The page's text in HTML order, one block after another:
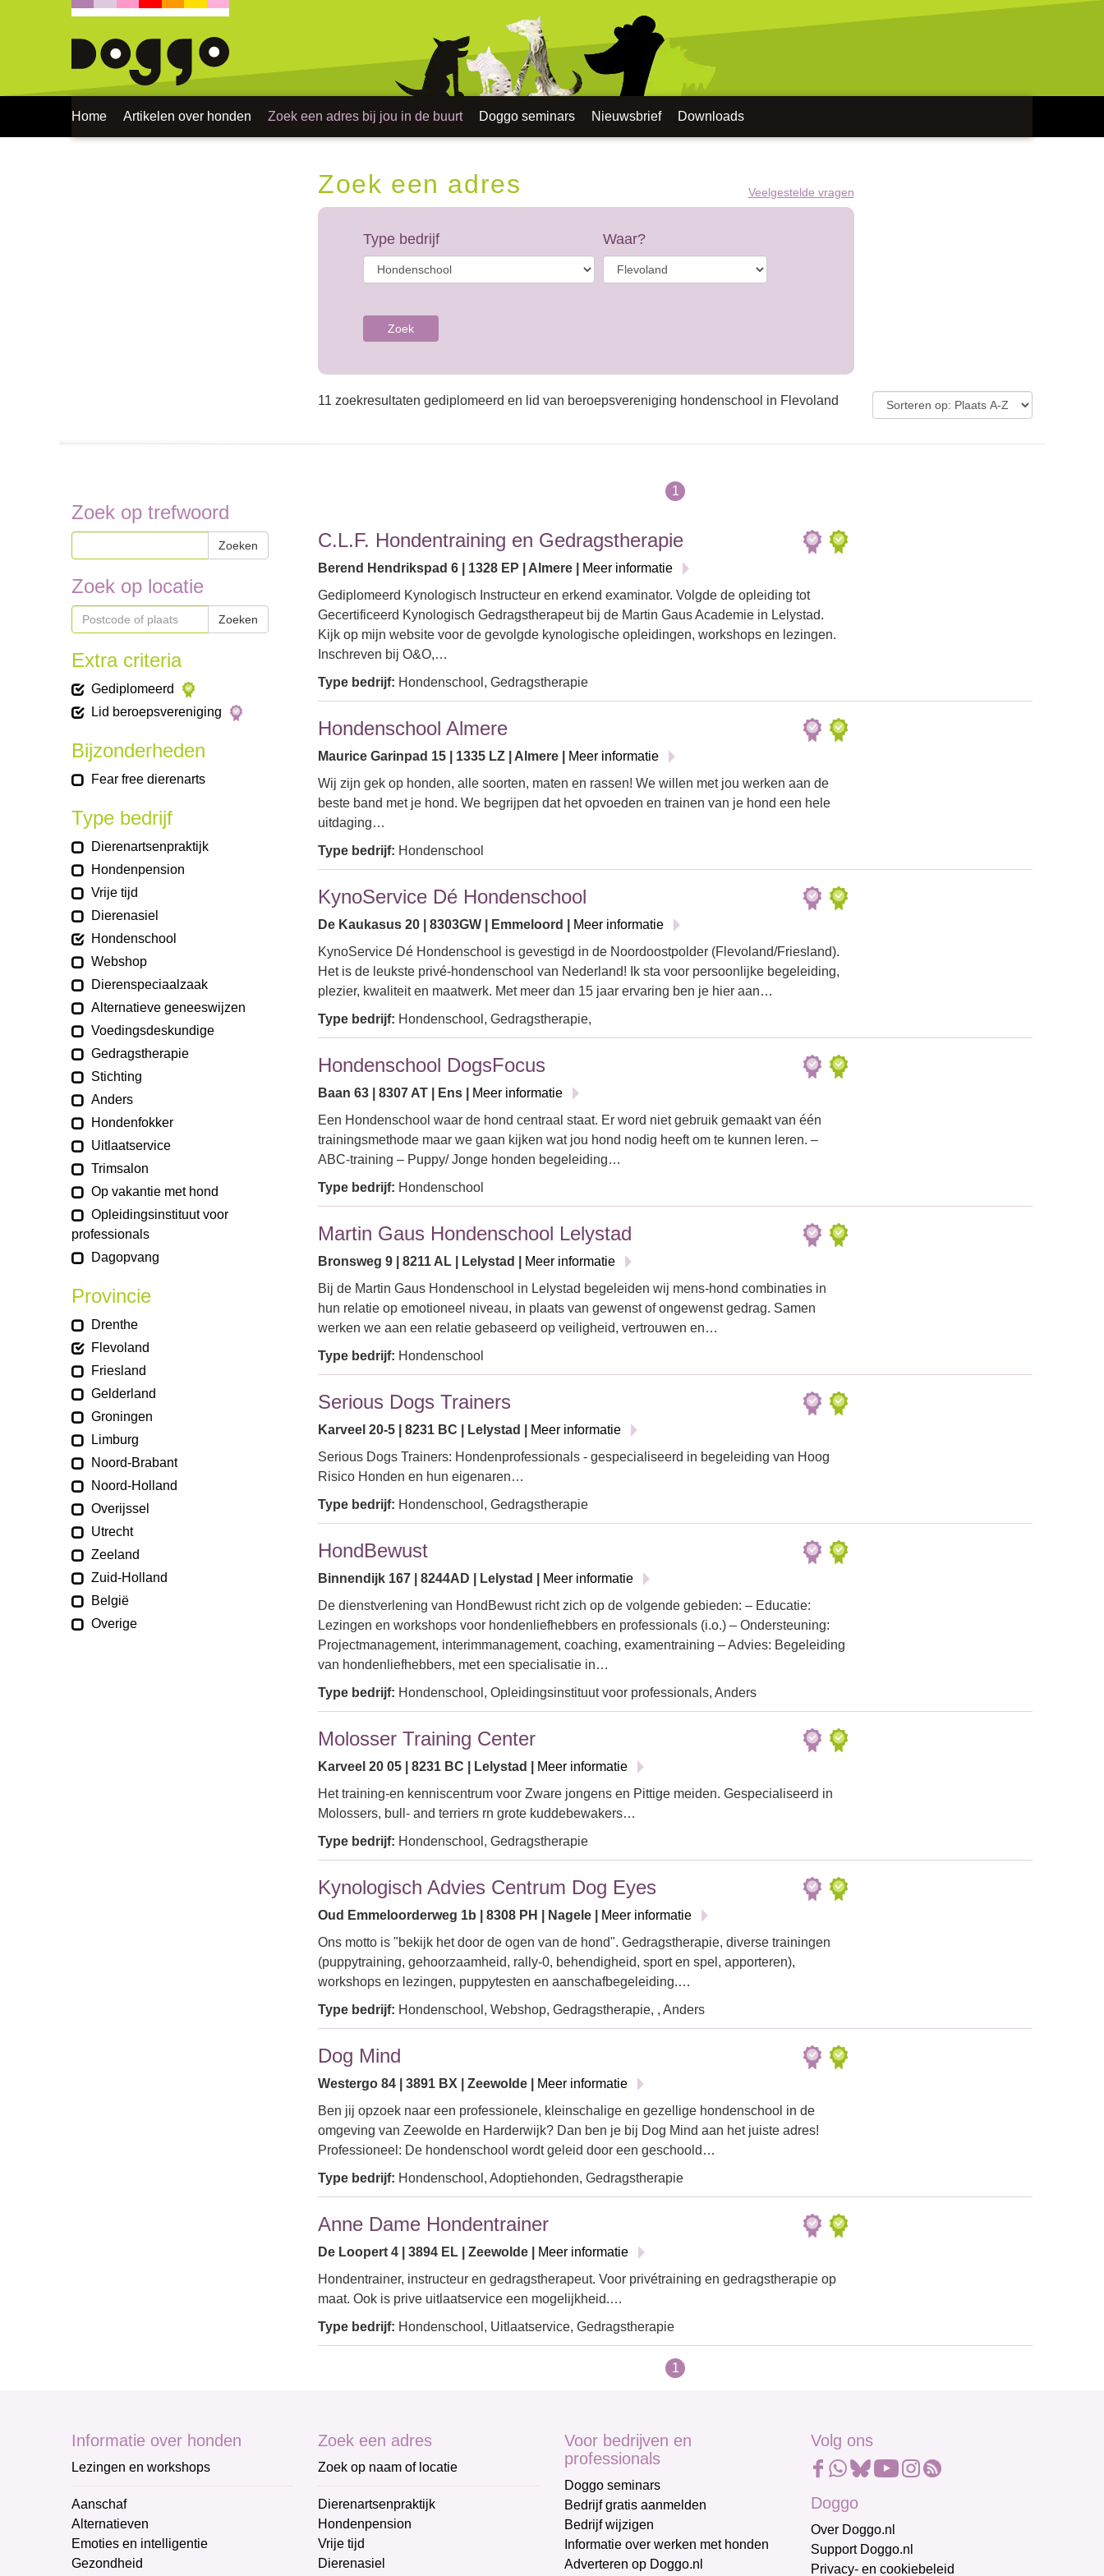
Home Artikelen over honden Zoek een adres bij jou in de buurt Doggo seminars Nieuwsbrief Downloads
Zoek een adres Veelgestelde vragen
Type bedrijf Waar?
Zoek
11 zoekresultaten gediplomeerd en lid van beroepsvereniging hondenschool in Flevoland
Zoek op trefwoord
Zoeken
Zoek op locatie
Zoeken
Extra criteria
Gediplomeerd
Lid beroepsvereniging
Bijzonderheden
Fear free dierenarts
Type bedrijf
Dierenartsenpraktijk
Hondenpension
Vrije tijd
Dierenasiel
Hondenschool
Webshop
Dierenspeciaalzaak
Alternatieve geneeswijzen
Voedingsdeskundige
Gedragstherapie
Stichting
Anders
Hondenfokker
Uitlaatservice
Trimsalon
Op vakantie met hond
Opleidingsinstituut voor
professionals
Dagopvang
Provincie
Drenthe
Flevoland
Friesland
Gelderland
Groningen
Limburg
Noord-Brabant
Noord-Holland
Overijssel
Utrecht
Zeeland
Zuid-Holland
België
Overige
1
C.L.F. Hondentraining en Gedragstherapie
Berend Hendrikspad 6 | 1328 EP | Almere |
Meer informatie
Gediplomeerd Kynologisch Instructeur en erkend examinator. Volgde de opleiding tot
Gecertificeerd Kynologisch Gedragstherapeut bij de Martin Gaus Academie in Lelystad.
Kijk op mijn website voor de gevolgde kynologische opleidingen, workshops en lezingen.
Inschreven bij O&O,…
Type bedrijf: Hondenschool, Gedragstherapie
Hondenschool Almere
Maurice Garinpad 15 | 1335 LZ | Almere |
Meer informatie
Wij zijn gek op honden, alle soorten, maten en rassen! We willen met jou werken aan de
beste band met je hond. We begrijpen dat het opvoeden en trainen van je hond een hele
uitdaging…
Type bedrijf: Hondenschool
KynoService Dé Hondenschool
De Kaukasus 20 | 8303GW | Emmeloord |
Meer informatie
KynoService Dé Hondenschool is gevestigd in de Noordoostpolder (Flevoland/Friesland).
Het is de leukste privé-hondenschool van Nederland! Ik sta voor persoonlijke begeleiding,
plezier, kwaliteit en maatwerk. Met meer dan 15 jaar ervaring ben je hier aan…
Type bedrijf: Hondenschool, Gedragstherapie,
Hondenschool DogsFocus
Baan 63 | 8307 AT | Ens |
Meer informatie
Een Hondenschool waar de hond centraal staat. Er word niet gebruik gemaakt van één
trainingsmethode maar we gaan kijken wat jou hond nodig heeft om te kunnen leren. –
ABC-training – Puppy/ Jonge honden begeleiding…
Type bedrijf: Hondenschool
Martin Gaus Hondenschool Lelystad
Bronsweg 9 | 8211 AL | Lelystad |
Meer informatie
Bij de Martin Gaus Hondenschool in Lelystad begeleiden wij mens-hond combinaties in
hun relatie op emotioneel niveau, in plaats van gewenst of ongewenst gedrag. Samen
werken we aan een relatie gebaseerd op veiligheid, vertrouwen en…
Type bedrijf: Hondenschool
Serious Dogs Trainers
Karveel 20-5 | 8231 BC | Lelystad |
Meer informatie
Serious Dogs Trainers: Hondenprofessionals - gespecialiseerd in begeleiding van Hoog
Risico Honden en hun eigenaren…
Type bedrijf: Hondenschool, Gedragstherapie
HondBewust
Binnendijk 167 | 8244AD | Lelystad |
Meer informatie
De dienstverlening van HondBewust richt zich op de volgende gebieden: – Educatie:
Lezingen en workshops voor hondenliefhebbers en professionals (i.o.) – Ondersteuning:
Projectmanagement, interimmanagement, coaching, examentraining – Advies: Begeleiding
van hondenliefhebbers, met een specialisatie in…
Type bedrijf: Hondenschool, Opleidingsinstituut voor professionals, Anders
Molosser Training Center
Karveel 20 05 | 8231 BC | Lelystad |
Meer informatie
Het training-en kenniscentrum voor Zware jongens en Pittige meiden. Gespecialiseerd in
Molossers, bull- and terriers rn grote kuddebewakers…
Type bedrijf: Hondenschool, Gedragstherapie
Kynologisch Advies Centrum Dog Eyes
Oud Emmeloorderweg 1b | 8308 PH | Nagele |
Meer informatie
Ons motto is "bekijk het door de ogen van de hond". Gedragstherapie, diverse trainingen
(puppytraining, gehoorzaamheid, rally-0, behendigheid, sport en spel, apporteren),
workshops en lezingen, puppytesten en aanschafbegeleiding.…
Type bedrijf: Hondenschool, Webshop, Gedragstherapie, , Anders
Dog Mind
Westergo 84 | 3891 BX | Zeewolde |
Meer informatie
Ben jij opzoek naar een professionele, kleinschalige en gezellige hondenschool in de
omgeving van Zeewolde en Harderwijk? Dan ben je bij Dog Mind aan het juiste adres!
Professioneel: De hondenschool wordt geleid door een geschoold…
Type bedrijf: Hondenschool, Adoptiehonden, Gedragstherapie
Anne Dame Hondentrainer
De Loopert 4 | 3894 EL | Zeewolde |
Meer informatie
Hondentrainer, instructeur en gedragstherapeut. Voor privétraining en gedragstherapie op
maat. Ook is prive uitlaatservice een mogelijkheid.…
Type bedrijf: Hondenschool, Uitlaatservice, Gedragstherapie
1
Informatie over honden
Lezingen en workshops
Aanschaf
Alternatieven
Emoties en intelligentie
Gezondheid
Zoek een adres
Zoek op naam of locatie
Dierenartsenpraktijk
Hondenpension
Vrije tijd
Dierenasiel
Voor bedrijven en
professionals
Doggo seminars
Bedrijf gratis aanmelden
Bedrijf wijzigen
Informatie over werken met honden
Adverteren op Doggo.nl
Volg ons
Doggo
Over Doggo.nl
Support Doggo.nl
Privacy- en cookiebeleid